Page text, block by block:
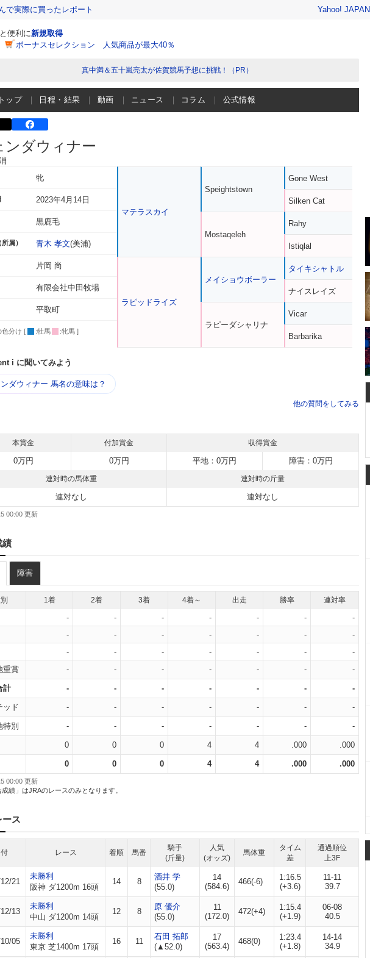
で実際に買ったレポート Yahoo! JAPAN
便利に新規取得
ボーナスセレクション 人気商品が最大40％
真中満＆五十嵐亮太が佐賀競馬予想に挑戦！（PR）
ップ 日程・結果 動画 ニュース コラム 公式情報
ンダウィナー
牝
2023年4月14日
黒鹿毛
属） 青木 孝文(美浦)
片岡 尚
有限会社中田牧場
平取町
分け [ :牡馬 :牝馬 ]
マテラスカイ
ラピッドライズ
Speightstown
Mostaqeleh
メイショウボーラー
ラピーダシャリナ
Gone West
Silken Cat
Rahy
Istiqlal
タイキシャトル
ナイスレイズ
Vicar
Barbarika
i に聞いてみよう
ダウィナー 馬名の意味は？
他の質問をしてみる
本賞金 付加賞金 収得賞金
0万円 0万円 平地：0万円 障害：0万円
連対時の馬体重 連対時の斤量
連対なし 連対なし
00:00
績
障害
1着 2着 3着 4着～ 出走 勝率 連対率
- - - - - -
-
- - - - - -
-
- - - - - -
-
重賞
- - - - - - -
計 - - - - - - -
ッド - - - - - - -
特別 - - - - - - -
0 0 0 4 4 .000 .000
0 0 0 4 4 .000 .000
00:00 更新
績」はJRAのレースのみとなります。
ース
レース 着順 馬番
騎手
(斤量)
人気
(オッズ)
馬体重
タイム
差
通過順位
上3F
21
未勝利
阪神 ダ1200m 16頭
14 8
酒井 学
(55.0)
14
(584.6)
466(-6)
1:16.5
(+3.6)
11-11
39.7
13
未勝利
中山 ダ1200m 14頭
12 8
原 優介
(55.0)
11
(172.0)
472(+4)
1:15.4
(+1.9)
06-08
40.5
05
未勝利
東京 芝1400m 17頭
16 11
石田 拓郎
(▲52.0)
17
(563.4)
468(0)
1:23.4
(+1.8)
14-14
34.9